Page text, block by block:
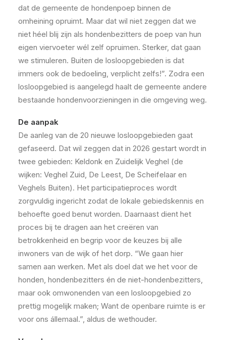
dat de gemeente de hondenpoep binnen de
omheining opruimt. Maar dat wil niet zeggen dat we
niet héel blij zijn als hondenbezitters de poep van hun
eigen viervoeter wél zelf opruimen. Sterker, dat gaan
we stimuleren. Buiten de losloopgebieden is dat
immers ook de bedoeling, verplicht zelfs!”. Zodra een
losloopgebied is aangelegd haalt de gemeente andere
bestaande hondenvoorzieningen in die omgeving weg.
De aanpak
De aanleg van de 20 nieuwe losloopgebieden gaat
gefaseerd. Dat wil zeggen dat in 2026 gestart wordt in
twee gebieden: Keldonk en Zuidelijk Veghel (de
wijken: Veghel Zuid, De Leest, De Scheifelaar en
Veghels Buiten). Het participatieproces wordt
zorgvuldig ingericht zodat de lokale gebiedskennis en
behoefte goed benut worden. Daarnaast dient het
proces bij te dragen aan het creëren van
betrokkenheid en begrip voor de keuzes bij alle
inwoners van de wijk of het dorp. “We gaan hier
samen aan werken. Met als doel dat we het voor de
honden, hondenbezitters én de niet-hondenbezitters,
maar ook omwonenden van een losloopgebied zo
prettig mogelijk maken; Want de openbare ruimte is er
voor ons állemaal.”, aldus de wethouder.